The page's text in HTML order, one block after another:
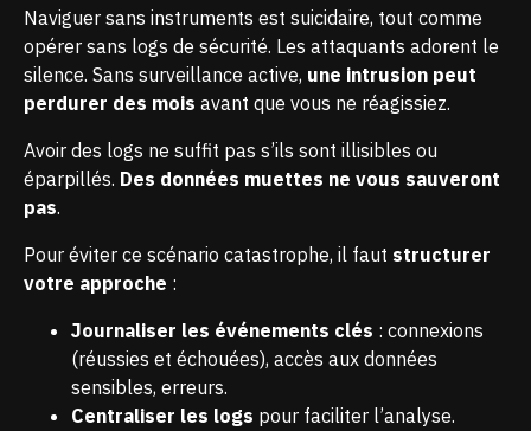
Naviguer sans instruments est suicidaire, tout comme
opérer sans logs de sécurité. Les attaquants adorent le
silence. Sans surveillance active, une intrusion peut
perdurer des mois avant que vous ne réagissiez.
Avoir des logs ne suffit pas s’ils sont illisibles ou
éparpillés. Des données muettes ne vous sauveront
pas.
Pour éviter ce scénario catastrophe, il faut structurer
votre approche :
Journaliser les événements clés : connexions
(réussies et échouées), accès aux données
sensibles, erreurs.
Centraliser les logs pour faciliter l’analyse.